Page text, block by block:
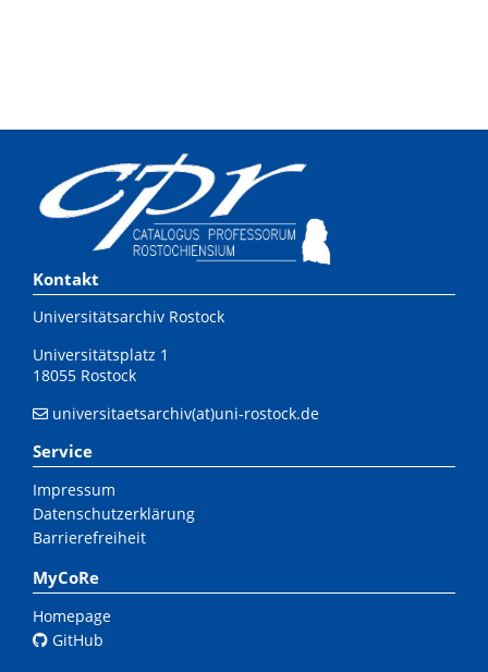
Kontakt
Universitätsarchiv Rostock
Universitätsplatz 1
18055 Rostock
universitaetsarchiv(at)uni-rostock.de
Service
Impressum
Datenschutzerklärung
Barrierefreiheit
MyCoRe
Homepage
GitHub